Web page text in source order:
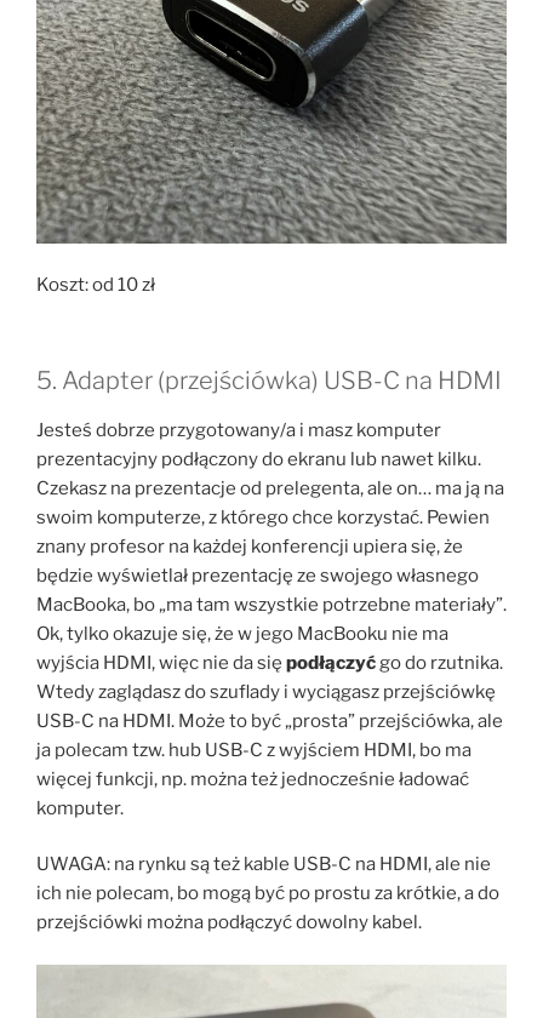
Koszt: od 10 zł
5. Adapter (przejściówka) USB-C na HDMI
Jesteś dobrze przygotowany/a i masz komputer
prezentacyjny podłączony do ekranu lub nawet kilku.
Czekasz na prezentacje od prelegenta, ale on… ma ją na
swoim komputerze, z którego chce korzystać. Pewien
znany profesor na każdej konferencji upiera się, że
będzie wyświetlał prezentację ze swojego własnego
MacBooka, bo „ma tam wszystkie potrzebne materiały”.
Ok, tylko okazuje się, że w jego MacBooku nie ma
wyjścia HDMI, więc nie da się podłączyćgo do rzutnika.
Wtedy zaglądasz do szuflady i wyciągasz przejściówkę
USB-C na HDMI. Może to być „prosta” przejściówka, ale
ja polecam tzw. hub USB-C z wyjściem HDMI, bo ma
więcej funkcji, np. można też jednocześnie ładować
komputer.
UWAGA: na rynku są też kable USB-C na HDMI, ale nie
ich nie polecam, bo mogą być po prostu za krótkie, a do
przejściówki można podłączyć dowolny kabel.